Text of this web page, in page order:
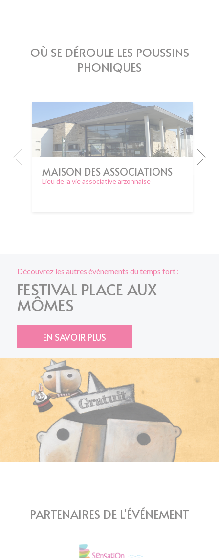
OÙ SE DÉROULE LES POUSSINS
PHONIQUES
MAISON DES ASSOCIATIONS
Lieu de la vie associative arzonnaise
Découvrez les autres événements du temps fort :
FESTIVAL PLACE AUX
MÔMES
EN SAVOIR PLUS
PARTENAIRES DE L'ÉVÉNEMENT